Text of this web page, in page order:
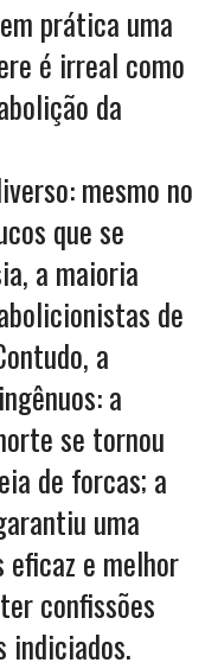
prática uma
é irreal como
da
mesmo no
que se
a maioria
de
a
a
se tornou
de forcas; a
uma
eficaz e melhor
confissões
indiciados.